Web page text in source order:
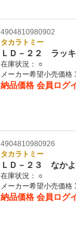
4904810980902
タカラトミー
ＬＤ－２２ ラッ
在庫状況：
○
メーカー希望小売価格
納品価格 会員ログ
4904810980926
タカラトミー
ＬＤ－２３ なか
在庫状況：
○
メーカー希望小売価格
納品価格 会員ログ